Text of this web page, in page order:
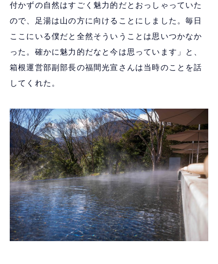
付かずの自然はすごく魅力的だとおっしゃっていた
ので、足湯は山の方に向けることにしました。毎日
ここにいる僕だと全然そういうことは思いつかなか
った。確かに魅力的だなと今は思っています」と、
箱根運営部副部長の福間光宣さんは当時のことを話
してくれた。